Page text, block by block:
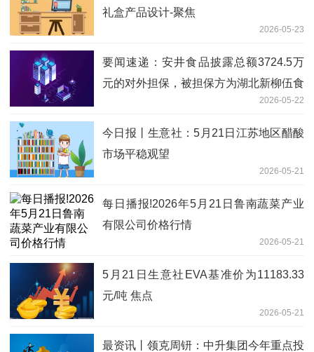
礼盒产品设计-聚焦
2026-05-23
要闻速递：安井食品披露总额3724.5万
元的对外担保，被担保方为湖北新柳伍食
2026-05-22
今日报丨生意社：5月21日江苏地区醋酸
市场平稳观望
2026-05-21
每日播报!2026年5月21日鲁南蔬菜产业
有限公司价格行情
2026-05-21
5月21日生意社EVA基准价为11183.33
元/吨 焦点
2026-05-21
最资讯丨领克周钘：中升集团今年重点投